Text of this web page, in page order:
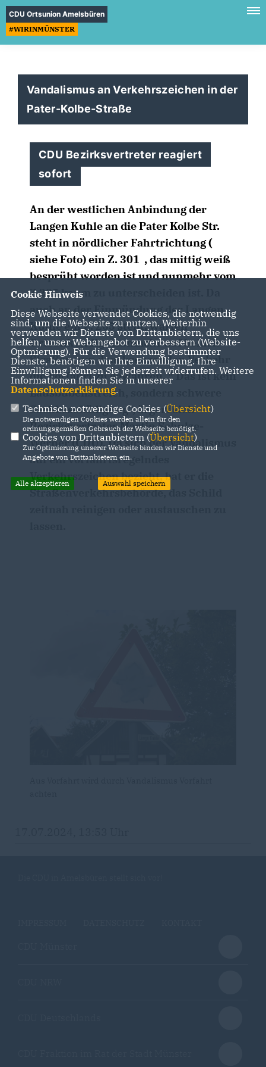
CDU Ortsunion Amelsbüren
#WIRINMÜNSTER
Vandalismus an Verkehrszeichen in der
Pater-Kolbe-Straße
CDU Bezirksvertreter reagiert
sofort
An der westlichen Anbindung der
Langen Kuhle an die Pater Kolbe Str.
steht in nördlicher Fahrtrichtung (
siehe Foto) ein Z. 301 , das mittig weiß
besprüht worden ist und nunmehr vom
Z 205 kaum zu unterscheiden ist. Da
auch an der Einmündung der Langen
Kuhle ein Z. 205 steht, warten
Ortsunkundige nunmehr auf beiden
Straßen, um dem kreuzenden Verkehr
die Vorfahrt zu gewähren. " Das ist kein
Lausbubenstreich, sondern schwere
Sachbeschädigung", ärgert sich
Bezirksvertreter Martin Schulze-
Werner (CDU). Da sich der Vandalismus
auf ein vorfahrtsregelndes
Verkehrszeichen bezieht, bat er die
Straßenverkehrsbehörde, das Schild
Cookie Hinweis
Diese Webseite verwendet Cookies, die notwendig
sind, um die Webseite zu nutzen. Weiterhin
verwenden wir Dienste von Drittanbietern, die uns
helfen, unser Webangebot zu verbessern (Website-
Optmierung). Für die Verwendung bestimmter
Dienste, benötigen wir Ihre Einwilligung. Ihre
Einwilligung können Sie jederzeit widerrufen. Weitere
Informationen finden Sie in unserer
Datenschutzerklärung.
Technisch notwendige Cookies (Übersicht)
Die notwendigen Cookies werden allein für den
ordnungsgemäßen Gebrauch der Webseite benötigt.
Cookies von Drittanbietern (Übersicht)
Zur Optimierung unserer Webseite binden wir Dienste und
Angebote von Drittanbietern ein.
Alle akzeptieren Auswahl speichern